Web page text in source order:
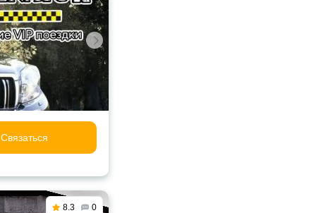
Связаться
8.3 0